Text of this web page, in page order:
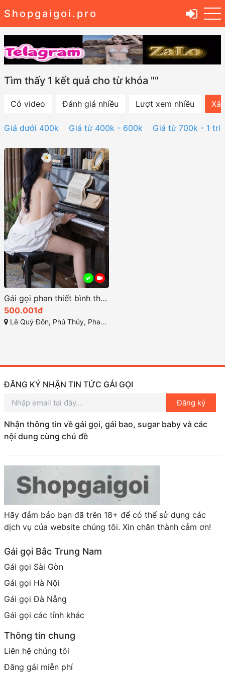
Shopgaigoi.pro
Tìm thấy 1 kết quả cho từ khóa ""
Có video Đánh giá nhiều Lượt xem nhiều
Giá dưới 400k Giá từ 400k - 600k Giá từ 700k - 1
Gái gọi phan thiết bình thuận đẹp số 1 miền biển
500.001đ
Lê Quý Đôn, Phú Thủy, Phan Thiết, Bình Thuận
ĐĂNG KÝ NHẬN TIN TỨC GÁI GỌI
Đăng ký
Nhận thông tin về gái gọi, gái bao, sugar baby và các
nội dung cùng chủ đề
Hãy đảm bảo bạn đã trên 18+ để có thể sử dụng các
dịch vụ của website chúng tôi. Xin chân thành cảm ơn!
Gái gọi Bắc Trung Nam
Gái gọi Sài Gòn
Gái gọi Hà Nội
Gái gọi Đà Nẵng
Gái gọi các tỉnh khác
Thông tin chung
Liên hệ chúng tôi
Đăng gái miễn phí